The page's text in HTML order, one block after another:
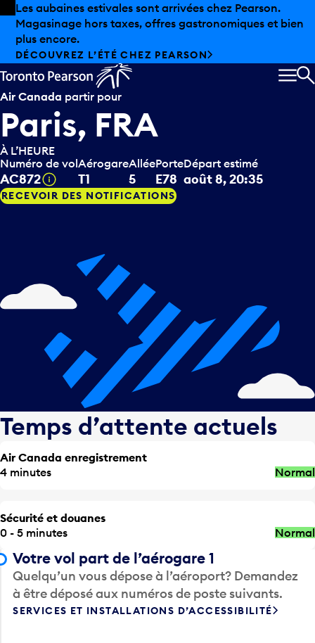
Skip to offers
Passer au contenu principal
Les aubaines estivales sont arrivées chez Pearson.
Magasinage hors taxes, offres gastronomiques et bien
plus encore.
DÉCOUVREZ L’ÉTÉ CHEZ PEARSON
Air Canada partir pour
Paris, FRA
À L’HEURE
Numéro de vol
AC872 Infobulle
Aérogare
T1
Allée
5
Porte
E78
Départ estimé
août 8, 20:35
RECEVOIR DES NOTIFICATIONS
Temps d’attente actuels
Air Canada enregistrement
4 minutes
Normal
Sécurité et douanes
0 - 5 minutes
Normal
Votre vol part de l’aérogare 1
Quelqu’un vous dépose à l’aéroport? Demandez
à être déposé aux numéros de poste suivants.
SERVICES ET INSTALLATIONS D’ACCESSIBILITÉ